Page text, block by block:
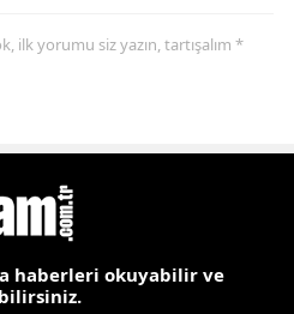
ilk yorumu siz yazın, tartışalım *
haberleri okuyabilir ve